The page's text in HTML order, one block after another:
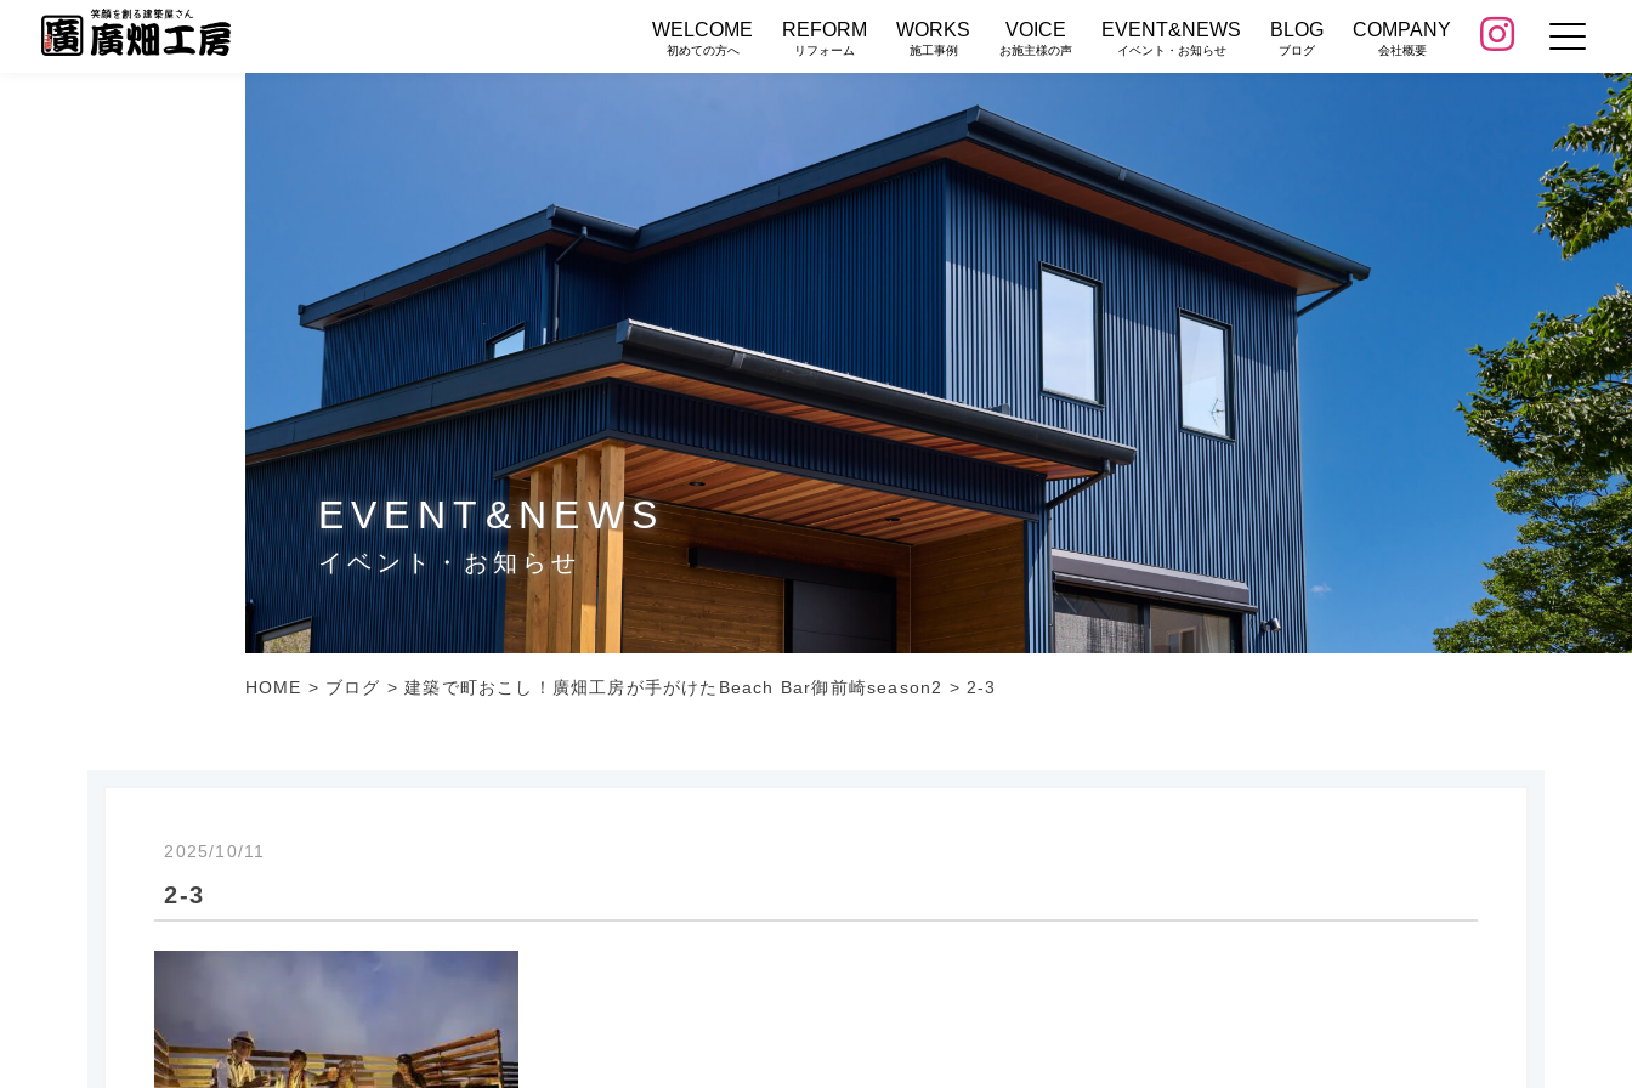
WELCOME
初めての方へ
REFORM
リフォーム
WORKS
施工事例
VOICE
お施主様の声
EVENT&NEWS
イベント・お知らせ
BLOG
ブログ
COMPANY
会社概要
EVENT&NEWS
イベント・お知らせ
HOME > ブログ >建築で町おこし！廣畑工房が手がけたBeach Bar御前崎season2 > 2-3
2-3
2025/10/11